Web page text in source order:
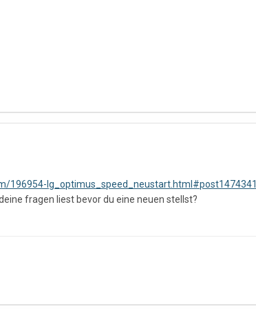
lg_optimus_speed_neustart.html#post1474341
fragen liest bevor du eine neuen stellst?